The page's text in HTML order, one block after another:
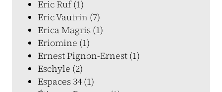
Eric Ruf (1)
Eric Vautrin (7)
Erica Magris (1)
Eriomine (1)
Ernest Pignon-Ernest (1)
Eschyle (2)
Espaces 34 (1)